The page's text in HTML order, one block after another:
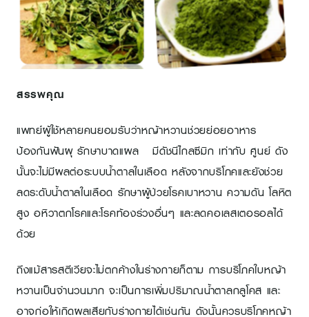
สรรพคุณ
แพทย์ผู้ใช้หลายคนยอมรับว่าหญ้าหวานช่วยย่อยอาหาร
ป้องกันฟันผุ รักษาบาดแผล มีดัชนีไกลซีมิก เท่ากับ ศูนย์ ดัง
นั้นจะไม่มีผลต่อระบบน้ำตาลในเลือด หลังจากบริโภคและยังช่วย
ลดระดับน้ำตาลในเลือด รักษาผู้ป่วยโรคเบาหวาน ความดัน โลหิต
สูง อหิวาตกโรคและโรคท้องร่วงอื่นๆ และลดคอเลสเตอรอลได้
ด้วย
ถึงแม้สารสตีเวียจะไม่ตกค้างในร่างกายก็ตาม การบริโภคใบหญ้า
หวานเป็นจำนวนมาก จะเป็นการเพิ่มปริมาณน้ำตาลกลูโคส และ
อาจก่อให้เกิดผลเสียกับร่างกายได้เช่นกัน ดังนั้นควรบริโภคหญ้า